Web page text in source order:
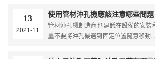
也就是如何可以防微杜漸呢，我們可以
一定要注意保養。...
13
2021-11
使用管材沖孔機應該注意哪些問題
管材沖孔機制造商也建議在設備的安裝
量不要將沖孔機選到固定位置隨意移動...